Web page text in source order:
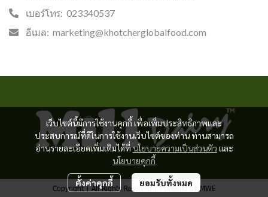
เบอร์โทร: 023340537
อีเมล: marketing@khotcherglobalfood.com
เว็บไซต์นี้มีการใช้งานคุกกี้ เพื่อเพิ่มประสิทธิภาพและ
ประสบการณ์ที่ดีในการใช้งานเว็บไซต์ของท่าน ท่านสามารถ
อ่านรายละเอียดเพิ่มเติมได้ที่นโยบายความเป็นส่วนตัว และ
นโยบายคุกกี้
ตั้งค่าคุกกี้ ยอมรับทั้งหมด
Copyright | All Rights Reserved | Powered by MWE